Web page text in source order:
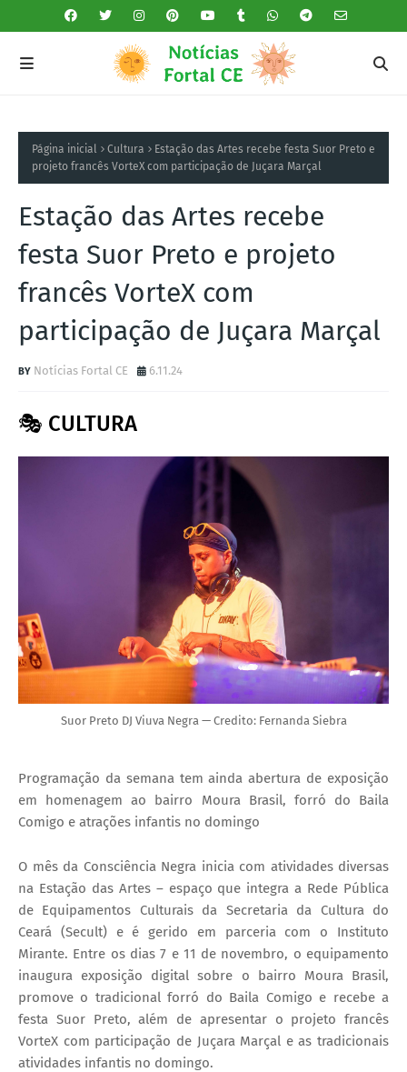
Página inicial Cultura
Estação das Artes recebe festa Suor Preto e
projeto francês VorteX com participação de Juçara Marçal
Estação das Artes recebe
festa Suor Preto e projeto
francês VorteX com
participação de Juçara Marçal
Notícias Fortal CE 6.11.24
🎭 CULTURA
Suor Preto DJ Viuva Negra — Credito: Fernanda Siebra
Programação da semana tem ainda abertura de exposição
em homenagem ao bairro Moura Brasil, forró do Baila
Comigo e atrações infantis no domingo
O mês da Consciência Negra inicia com atividades diversas
na Estação das Artes – espaço que integra a Rede Pública
de Equipamentos Culturais da Secretaria da Cultura do
Ceará (Secult) e é gerido em parceria com o Instituto
Mirante. Entre os dias 7 e 11 de novembro, o equipamento
inaugura exposição digital sobre o bairro Moura Brasil,
promove o tradicional forró do Baila Comigo e recebe a
festa Suor Preto, além de apresentar o projeto francês
VorteX com participação de Juçara Marçal e as tradicionais
atividades infantis no domingo.